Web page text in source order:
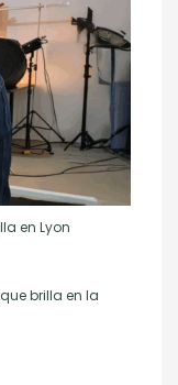
en Lyon
brilla en la